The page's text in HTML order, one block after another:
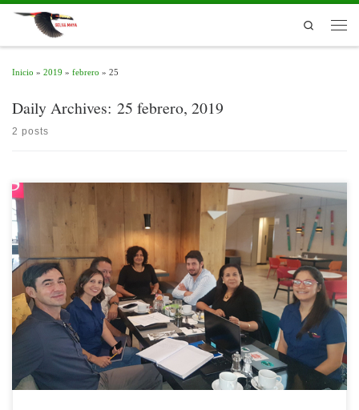
Skip to content
Search
Inicio » 2019 » febrero » 25
Daily Archives: 25 febrero, 2019
2 posts
Con apoyo del Comité Regional de Recursos Hidráulicos del Sistema de Integración
Centroamericana (CRRH-SICA), el 21 de febrero se llevó a cabo el primer Taller
Regional de Servicios Meteorológicos de la Selva Maya, en la ciudad de
Guatemala.